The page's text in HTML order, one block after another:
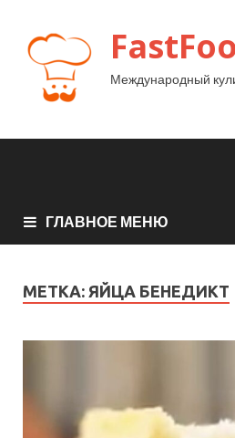
Международный
ГЛАВНОЕ МЕНЮ
МЕТКА: ЯЙЦА БЕНЕДИКТ